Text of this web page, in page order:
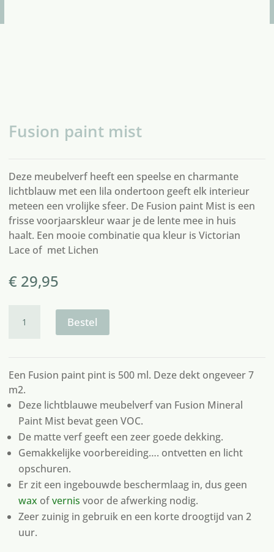
Fusion paint mist
Deze meubelverf heeft een speelse en charmante
lichtblauw met een lila ondertoon geeft elk interieur
meteen een vrolijke sfeer. De Fusion paint Mist is een
frisse voorjaarskleur waar je de lente mee in huis
haalt. Een mooie combinatie qua kleur is Victorian
Laceof met Lichen
€29,95
paint Bestel
Een Fusion paint pint is 500 ml. Deze dekt ongeveer 7
m2.
Deze lichtblauwe meubelverf van Fusion Mineral
Paint Mist bevat geen VOC.
De matte verf geeft een zeer goede dekking.
Gemakkelijke voorbereiding…. ontvetten en licht
opschuren.
Er zit een ingebouwde beschermlaag in, dus geen
wax ofvernis voor de afwerking nodig.
Zeer zuinig in gebruik en een korte droogtijd van 2
uur.